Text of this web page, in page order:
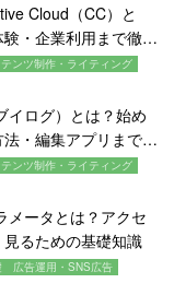
Cloud（CC）と
・企業利用まで徹底
ンツ制作・ライティング
イログ）とは？始め
・編集アプリまで徹
ンツ制作・ライティング
メータとは？アクセ
るための基礎知識
広告運用・SNS広告